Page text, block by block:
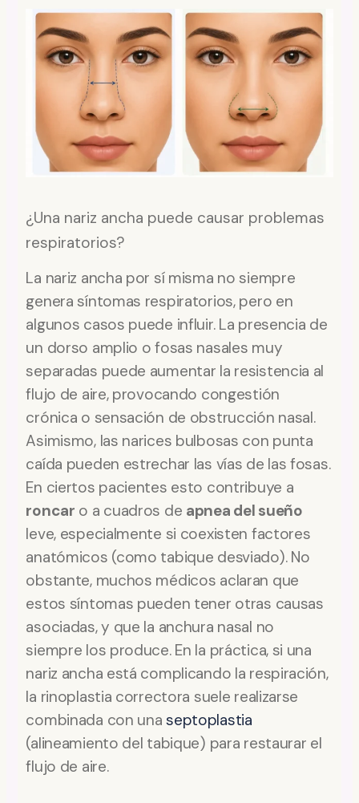
¿Una nariz ancha puede causar problemas
respiratorios?
La nariz ancha por sí misma no siempre
genera síntomas respiratorios, pero en
algunos casos puede influir. La presencia de
un dorso amplio o fosas nasales muy
separadas puede aumentar la resistencia al
flujo de aire, provocando congestión
crónica o sensación de obstrucción nasal.
Asimismo, las narices bulbosas con punta
caída pueden estrechar las vías de las fosas.
En ciertos pacientes esto contribuye a
roncar o a cuadros de apnea del sueño
leve, especialmente si coexisten factores
anatómicos (como tabique desviado). No
obstante, muchos médicos aclaran que
estos síntomas pueden tener otras causas
asociadas, y que la anchura nasal no
siempre los produce. En la práctica, si una
nariz ancha está complicando la respiración,
la rinoplastia correctora suele realizarse
combinada con unaseptoplastia
(alineamiento del tabique) para restaurar el
flujo de aire.